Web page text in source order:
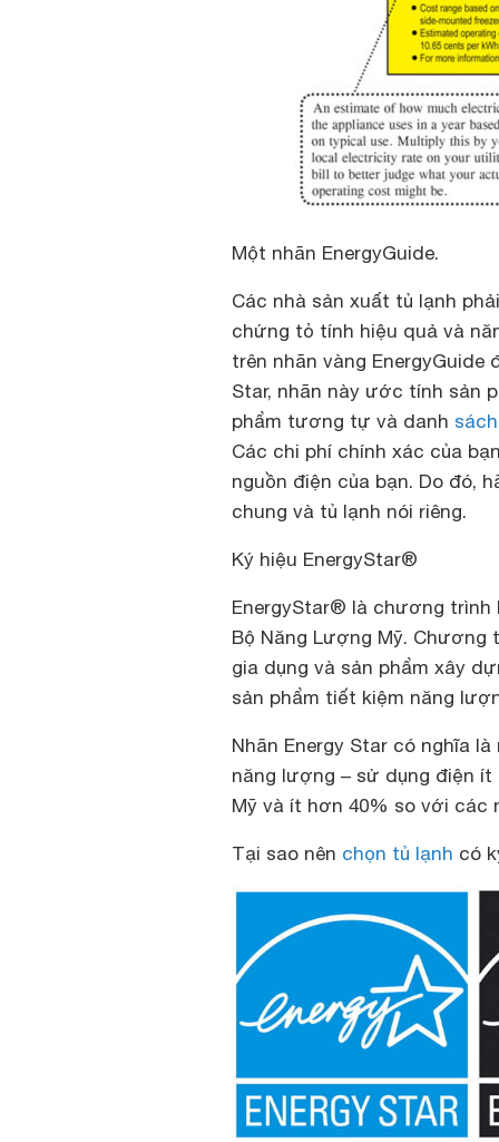
Một nhãn EnergyGuide.
Các nhà sản xuất tủ lạnh
chứng tỏ tính hiệu quả và
trên nhãn vàng EnergyGuide
Star, nhãn này ước tính sản
phẩm tương tự và danh sách
Các chi phí chính xác của
nguồn điện của bạn. Do đó,
chung và tủ lạnh nói riêng.
Ký hiệu EnergyStar®
EnergyStar® là chương trình
Bộ Năng Lượng Mỹ.
gia dụng và sản phẩm xây
sản phẩm tiết kiệm năng
Nhãn Energy Star có nghĩa
năng lượng – sử dụng điện ít
Mỹ và ít hơn 40% so với các
Tại sao nên chọn tủ lạnh có